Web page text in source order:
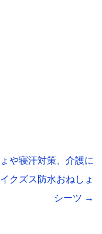
や寝汗対策、介護に
クズス防水おねしょ
シーツ →